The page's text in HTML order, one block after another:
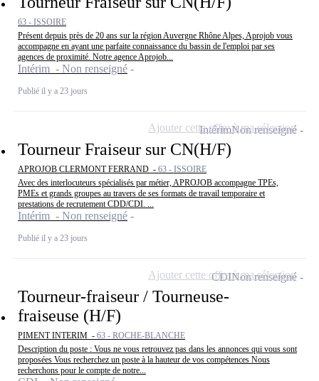
63 - ISSOIRE
Présent depuis près de 20 ans sur la région Auvergne Rhône Alpes, Aprojob vous
accompagne en ayant une parfaite connaissance du bassin de l'emploi par ses
agences de proximité. Notre agence Aprojob...
Intérim - Non renseigné
Publié il y a 23 jours
Tourneur Fraiseur sur CN(H/F)
APROJOB CLERMONT FERRAND - 63 - ISSOIRE
Avec des interlocuteurs spécialisés par métier, APROJOB accompagne TPEs,
PMEs et grands groupes au travers de ses formats de travail temporaire et
prestations de recrutement CDD/CDI. ...
Intérim - Non renseigné
Publié il y a 23 jours
IntérimNon renseigné
Ajouter cette offre à ma sélection
Tourneur-fraiseur / Tourneuse-
fraiseuse (H/F)
PIMENT INTERIM - 63 - ROCHE-BLANCHE
Description du poste : Vous ne vous retrouvez pas dans les annonces qui vous sont
proposées Vous recherchez un poste à la hauteur de vos compétences Nous
recherchons pour le compte de notre...
CDINon renseigné
Ajouter cette offre à ma sélection